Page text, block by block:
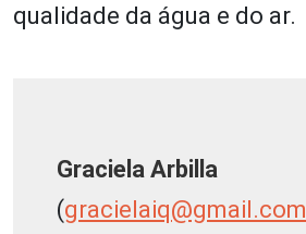
qualidade da água e do ar.
Graciela Arbilla
(gracielaiq@gmail.com